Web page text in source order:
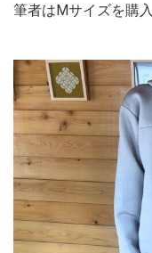
筆者はMサイズを購